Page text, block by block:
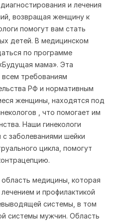
и лечения
возвращая женщину к
помогут вам стать
детей. В медицинском
по программе
мама». Эта
требованиям
РФ и нормативным
женщины, находятся под
, что помогает им
Наши гинекологи
заболеваниями шейки
цикла, помогут
область медицины, которая
и профилактикой
системы, в том
системы мужчин. Область